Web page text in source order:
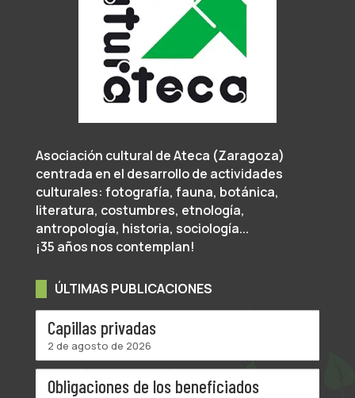
Asociación cultural de Ateca (Zaragoza)
centrada en el desarrollo de actividades
culturales: fotografía, fauna, botánica,
literatura, costumbres, etnología,
antropología, historia, sociología...
¡35 años nos contemplan!
ÚLTIMAS PUBLICACIONES
Capillas privadas
2 de agosto de 2026
Obligaciones de los beneficiados